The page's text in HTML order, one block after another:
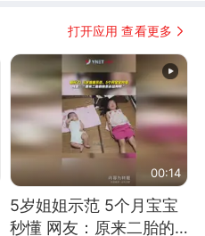
打开应用 查看更多
00:14
5岁姐姐示范 5个月宝宝
秒懂 网友：原来二胎的